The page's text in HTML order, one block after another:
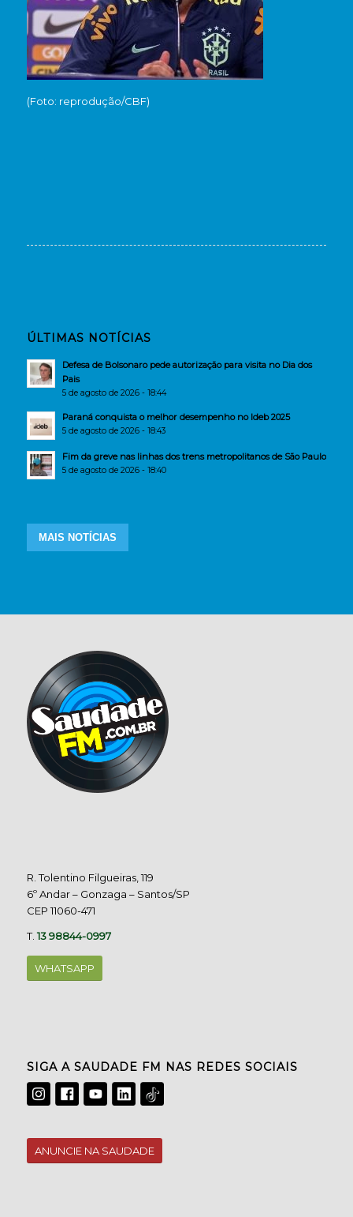
(Foto: reprodução/CBF)
ÚLTIMAS NOTÍCIAS
Defesa de Bolsonaro pede autorização para visita no Dia dos
Pais
5 de agosto de 2026 - 18:44
Paraná conquista o melhor desempenho no Ideb 2025
5 de agosto de 2026 - 18:43
Fim da greve nas linhas dos trens metropolitanos de São Paulo
5 de agosto de 2026 - 18:40
MAIS NOTÍCIAS
R. Tolentino Filgueiras, 119
6º Andar – Gonzaga – Santos/SP
CEP 11060-471
T.13 98844-0997
WHATSAPP
SIGA A SAUDADE FM NAS REDES SOCIAIS
ANUNCIE NA SAUDADE